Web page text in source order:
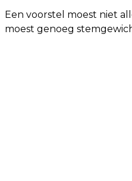
Een voorstel moest niet
moest genoeg